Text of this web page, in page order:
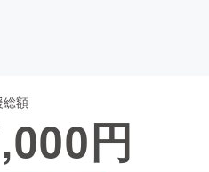
ファッション
総額
円